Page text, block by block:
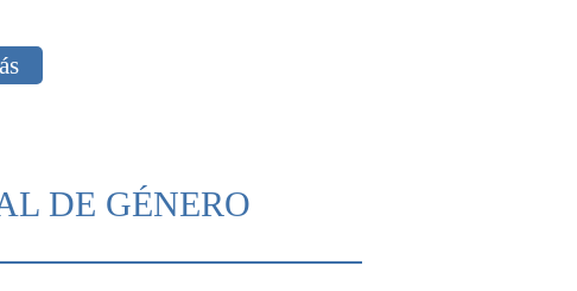
DE GÉNERO